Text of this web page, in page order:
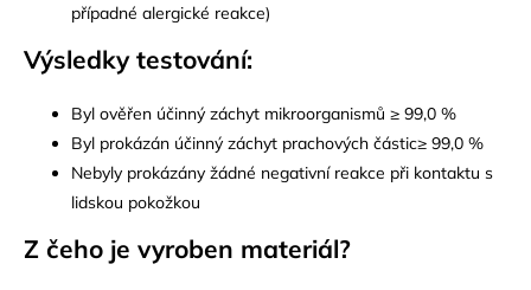
případné alergické reakce)
Výsledky testování:
Byl ověřen účinný záchyt mikroorganismů ≥ 99,0 %
Byl prokázán účinný záchyt prachových částic≥ 99,0 %
Nebyly prokázány žádné negativní reakce při kontaktu s
lidskou pokožkou
Z čeho je vyroben materiál?